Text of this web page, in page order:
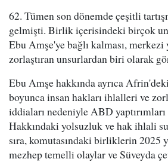
62. Tümen son dönemde çeşitli
gelmişti. Birlik içerisindeki birçok
Ebu Amşe'ye bağlı kalması,
zorlaştıran unsurlardan biri olarak
Ebu Amşe hakkında ayrıca
boyunca insan hakları ihlalleri ve
iddiaları nedeniyle ABD
Hakkındaki yolsuzluk ve hak ihlali
sıra, komutasındaki birliklerin 2025
mezhep temelli olaylar ve Süveyda